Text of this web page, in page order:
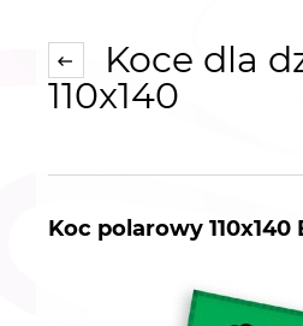
Koce dla
110x140
Koc polarowy 110x140